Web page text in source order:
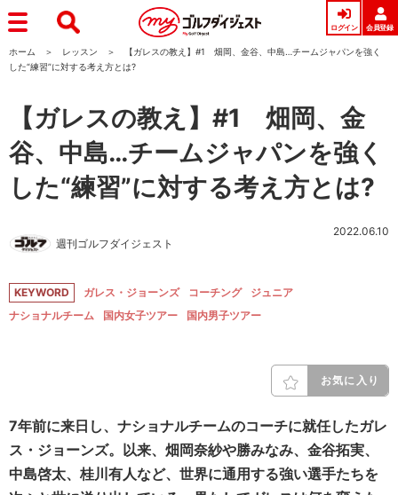
ログイン 会員登録
ホーム レッスン
【ガレスの教え】#1 畑岡、金谷、中島…チームジャパンを強く
した“練習”に対する考え方とは?
【ガレスの教え】#1 畑岡、金
谷、中島…チームジャパンを強く
した“練習”に対する考え方とは?
週刊ゴルフダイジェスト
2022.06.10
KEYWORD ガレス・ジョーンズ コーチング
ジュニア
ナショナルチーム
国内女子ツアー 国内男子ツアー
お気に入り
7年前に来日し、ナショナルチームのコーチに就任したガレ
ス・ジョーンズ。以来、畑岡奈紗や勝みなみ、金谷拓実、
中島啓太、桂川有人など、世界に通用する強い選手たちを